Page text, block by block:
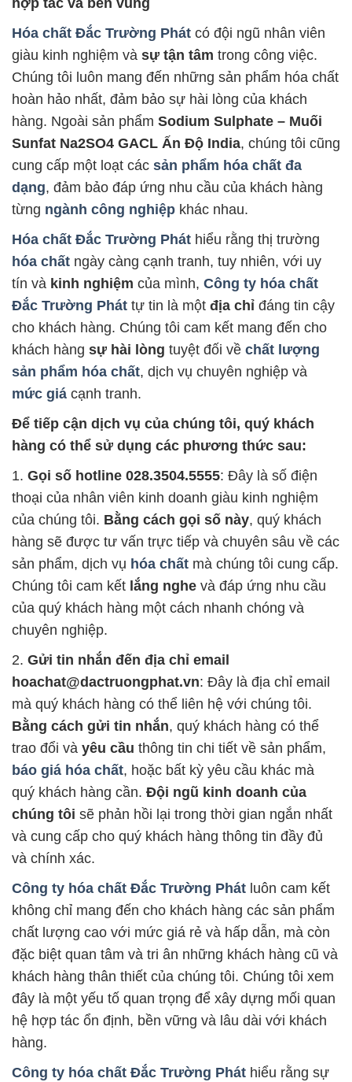
hợp tác và bền vũng
Hóa chất Đắc Trường Phát có đội ngũ nhân viên
giàu kinh nghiệm và sự tận tâm trong công việc.
Chúng tôi luôn mang đến những sản phẩm hóa chất
hoàn hảo nhất, đảm bảo sự hài lòng của khách
hàng. Ngoài sản phẩm Sodium Sulphate – Muối
Sunfat Na2SO4 GACL Ấn Độ India, chúng tôi cũng
cung cấp một loạt các sản phẩm hóa chất đa
dạng, đảm bảo đáp ứng nhu cầu của khách hàng
từng ngành công nghiệp khác nhau.
Hóa chất Đắc Trường Phát hiểu rằng thị trường
hóa chất ngày càng cạnh tranh, tuy nhiên, với uy
tín và kinh nghiệm của mình, Công ty hóa chất
Đắc Trường Phát tự tin là một địa chỉ đáng tin cậy
cho khách hàng. Chúng tôi cam kết mang đến cho
khách hàng sự hài lòng tuyệt đối về chất lượng
sản phẩm hóa chất, dịch vụ chuyên nghiệp và
mức giá cạnh tranh.
Để tiếp cận dịch vụ của chúng tôi, quý khách
hàng có thể sử dụng các phương thức sau:
1. Gọi số hotline 028.3504.5555: Đây là số điện
thoại của nhân viên kinh doanh giàu kinh nghiệm
của chúng tôi. Bằng cách gọi số này, quý khách
hàng sẽ được tư vấn trực tiếp và chuyên sâu về các
sản phẩm, dịch vụ hóa chất mà chúng tôi cung cấp.
Chúng tôi cam kết lắng nghe và đáp ứng nhu cầu
của quý khách hàng một cách nhanh chóng và
chuyên nghiệp.
2. Gửi tin nhắn đến địa chỉ email
hoachat@dactruongphat.vn: Đây là địa chỉ email
mà quý khách hàng có thể liên hệ với chúng tôi.
Bằng cách gửi tin nhắn, quý khách hàng có thể
trao đổi và yêu cầu thông tin chi tiết về sản phẩm,
báo giá hóa chất, hoặc bất kỳ yêu cầu khác mà
quý khách hàng cần. Đội ngũ kinh doanh của
chúng tôi sẽ phản hồi lại trong thời gian ngắn nhất
và cung cấp cho quý khách hàng thông tin đầy đủ
và chính xác.
Công ty hóa chất Đắc Trường Phát luôn cam kết
không chỉ mang đến cho khách hàng các sản phẩm
chất lượng cao với mức giá rẻ và hấp dẫn, mà còn
đặc biệt quan tâm và tri ân những khách hàng cũ và
khách hàng thân thiết của chúng tôi. Chúng tôi xem
đây là một yếu tố quan trọng để xây dựng mối quan
hệ hợp tác ổn định, bền vững và lâu dài với khách
hàng.
Công ty hóa chất Đắc Trường Phát hiểu rằng sự